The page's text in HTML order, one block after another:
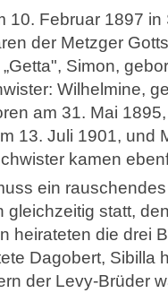
10. Februar 1897
der Metzger
Simon,
Wilhelmine,
am 31. Mai
13. Juli 1901, und
kamen
ein
gleichzeitig statt,
heirateten die drei
Dagobert, Sibilla
der Levy-Brüder